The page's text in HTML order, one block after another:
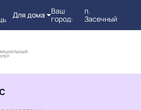
Для дома
Ваш
город:
п.
Засечный